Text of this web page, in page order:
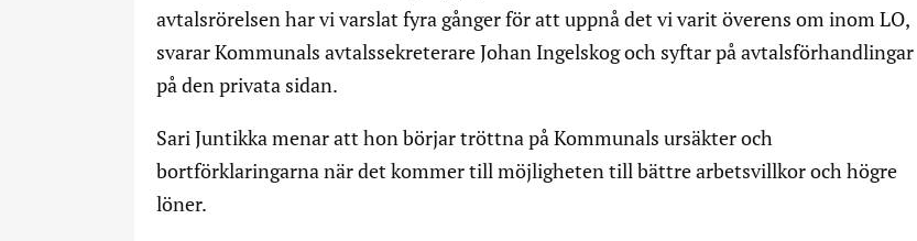
avtalsrörelsen har vi varslat fyra gånger för att uppnå det vi varit överens om inom LO,
svarar Kommunals avtalssekreterare Johan Ingelskog och syftar på avtalsförhandlingar
på den privata sidan.
Sari Juntikka menar att hon börjar tröttna på Kommunals ursäkter och
bortförklaringarna när det kommer till möjligheten till bättre arbetsvillkor och högre
löner.